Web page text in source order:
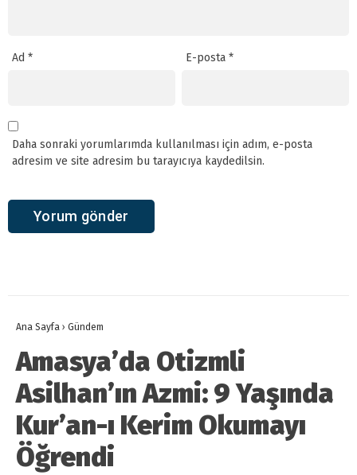
Ad * E-posta*
Daha sonraki yorumlarımda kullanılması için adım, e-posta
adresim ve site adresim bu tarayıcıya kaydedilsin.
Ana Sayfa › Gündem
Amasya’da Otizmli
Asilhan’ın Azmi: 9 Yaşında
Kur’an-ı Kerim Okumayı
Öğrendi